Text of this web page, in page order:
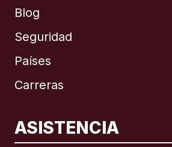
Blog
Seguridad
Países
Carreras
ASISTENCIA
Internacional English